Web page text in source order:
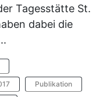
Tagesstätte St.
dabei die
Publikation